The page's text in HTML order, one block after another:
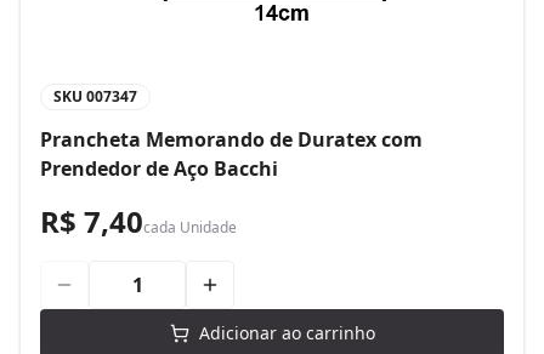
SKU 007347
Prancheta Memorando de Duratex com
Prendedor de Aço Bacchi
R$ 7,40cada Unidade
Adicionar ao carrinho